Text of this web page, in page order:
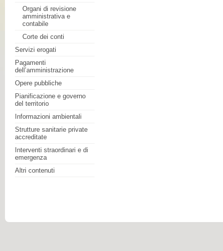
Organi di revisione
amministrativa e
contabile
Corte dei conti
Servizi erogati
Pagamenti
dell’amministrazione
Opere pubbliche
Pianificazione e governo
del territorio
Informazioni ambientali
Strutture sanitarie private
accreditate
Interventi straordinari e di
emergenza
Altri contenuti